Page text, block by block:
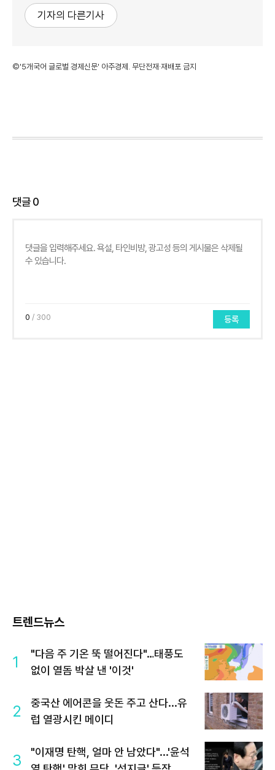
기자의 다른기사
©'5개국어 글로벌 경제신문' 아주경제. 무단전재·재배포 금지
댓글0
0 / 300 등록
트렌드뉴스
1
"다음 주 기온 뚝 떨어진다"…태풍도
없이 열돔 박살 낸 '이것'
2
중국산 에어콘을 웃돈 주고 산다...유
럽 열광시킨 메이디
3
"이재명 탄핵, 얼마 안 남았다"...'윤석